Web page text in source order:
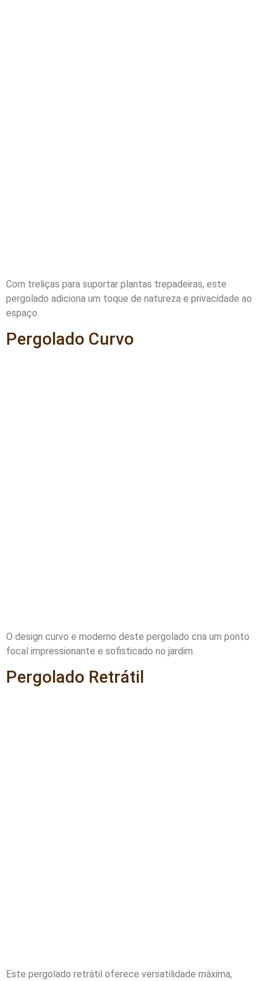
Com treliças para suportar plantas trepadeiras, este
pergolado adiciona um toque de natureza e privacidade ao
espaço.
Pergolado Curvo
O design curvo e moderno deste pergolado cria um ponto
focal impressionante e sofisticado no jardim.
Pergolado Retrátil
Este pergolado retrátil oferece versatilidade máxima,